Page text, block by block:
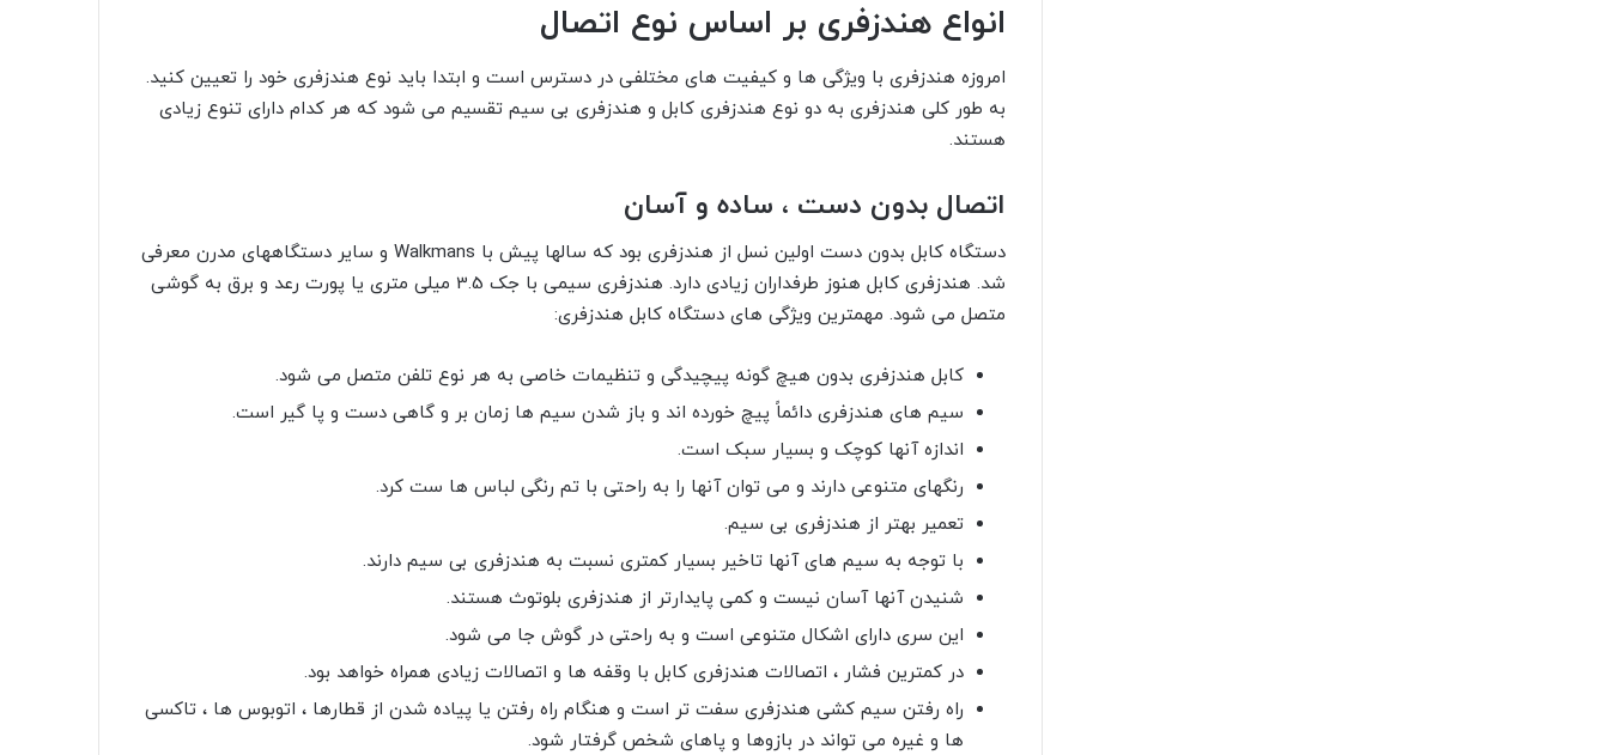
انواع هندزفری بر اساس نوع اتصال
امروزه هندزفری با ویژگی ها و کیفیت های مختلفی در دسترس است و ابتدا باید نوع هندزفری خود را تعیین کنید.
به طور کلی هندزفری به دو نوع هندزفری کابل و هندزفری بی سیم تقسیم می شود که هر کدام دارای تنوع زیادی
هستند.
اتصال بدون دست ، ساده و آسان
دستگاه کابل بدون دست اولین نسل از هندزفری بود که سالها پیش با Walkmans و سایر دستگاههای مدرن معرفی
شد. هندزفری کابل هنوز طرفداران زیادی دارد. هندزفری سیمی با جک 3.5 میلی متری یا پورت رعد و برق به گوشی
متصل می شود. مهمترین ویژگی های دستگاه کابل هندزفری:
کابل هندزفری بدون هیچ گونه پیچیدگی و تنظیمات خاصی به هر نوع تلفن متصل می شود.
سیم های هندزفری دائماً پیچ خورده اند و باز شدن سیم ها زمان بر و گاهی دست و پا گیر است.
اندازه آنها کوچک و بسیار سبک است.
رنگهای متنوعی دارند و می توان آنها را به راحتی با تم رنگی لباس ها ست کرد.
تعمیر بهتر از هندزفری بی سیم.
با توجه به سیم های آنها تاخیر بسیار کمتری نسبت به هندزفری بی سیم دارند.
شنیدن آنها آسان نیست و کمی پایدارتر از هندزفری بلوتوث هستند.
این سری دارای اشکال متنوعی است و به راحتی در گوش جا می شود.
در کمترین فشار ، اتصالات هندزفری کابل با وقفه ها و اتصالات زیادی همراه خواهد بود.
راه رفتن سیم کشی هندزفری سفت تر است و هنگام راه رفتن یا پیاده شدن از قطارها ، اتوبوس ها ، تاکسی
ها و غیره می تواند در بازوها و پاهای شخص گرفتار شود.